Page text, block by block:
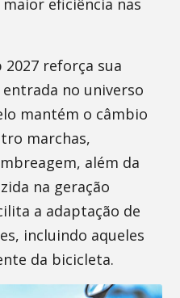
reforça sua
no universo
mantém o câmbio
marchas,
além da
na geração
a adaptação de
incluindo aqueles
da bicicleta.